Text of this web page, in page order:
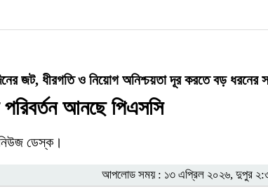
জট, ধীরগতি ও নিয়োগ অনিশ্চয়তা দূর করতে বড় ধরনের
আনছে পিএসসি
ডেস্ক।
আপলোড সময় : ১৩ এপ্রিল ২০২৬, দুপুর